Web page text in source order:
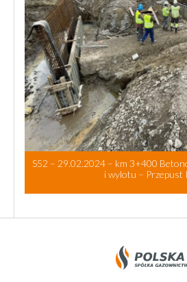
S52 – 29.02.2024 – km 3+400
i wylotu – Przepust